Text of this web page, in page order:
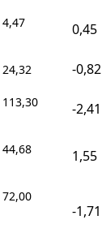
4,47 0,45
24,32 -0,82
113,30 -2,41
44,68 1,55
72,00
-1,71